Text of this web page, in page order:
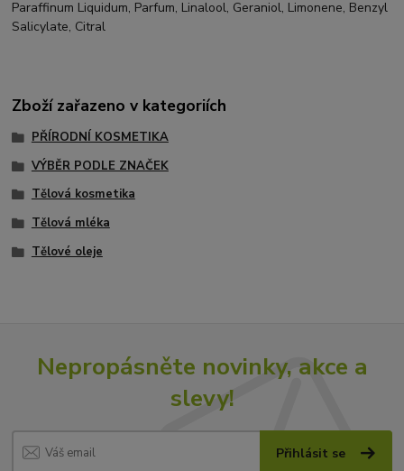
Paraffinum Liquidum, Parfum, Linalool, Geraniol, Limonene, Benzyl
Salicylate, Citral
Zboží zařazeno v kategoriích
PŘÍRODNÍ KOSMETIKA
VÝBĚR PODLE ZNAČEK
Tělová kosmetika
Tělová mléka
Tělové oleje
Nepropásněte novinky, akce a
slevy!
Přihlásit se